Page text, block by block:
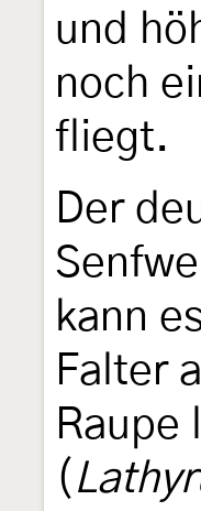
und
noch
fliegt.
Der
kann
Falter
(